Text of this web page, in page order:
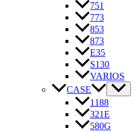
751
773
853
873
E35
S130
VARIOS
CASE
1188
321E
580G